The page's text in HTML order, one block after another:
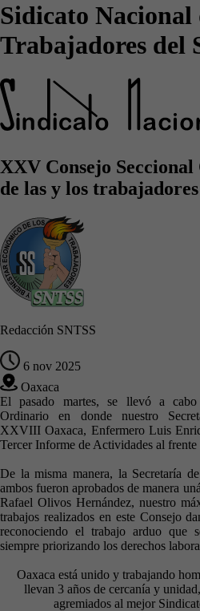
Sidicato Nacional
Trabajadores del
XXV Consejo
de las y los trabajadores
Redacción SNTSS
6 nov 2025
Oaxaca
El pasado martes, se llevó a
Ordinario en donde nuestro
XXVIII Oaxaca, Enfermero Luis
Tercer Informe de Actividades al frente
De la misma manera, la Secretaría
ambos fueron aprobados de manera
Rafael Olivos Hernández, nuestro
trabajos realizados en este Consejo
reconociendo el trabajo arduo que
siempre priorizando los derechos
Oaxaca está unido y trabajando
llevan 3 años de cercanía y
agremiados al mejor